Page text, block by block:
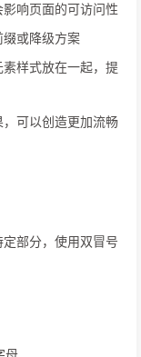
响页面的可访问性
缀或降级方案
样式放在一起，提
可以创造更加流畅
部分，使用双冒号